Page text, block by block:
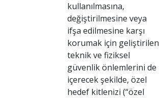
kullanılmasına,
değiştirilmesine veya
ifşa edilmesine karşı
korumak için geliştirilen
teknik ve fiziksel
güvenlik önlemlerini de
içerecek şekilde, özel
hedef kitlenizi (“özel